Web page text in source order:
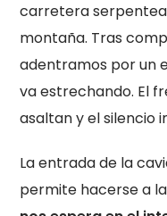
carretera
montaña. Tras
adentramos por un
va estrechando. El
asaltan y el silencio
La entrada de la
permite hacerse a